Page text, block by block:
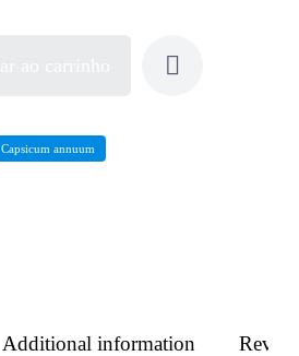
Capsicum annuum
Additional information